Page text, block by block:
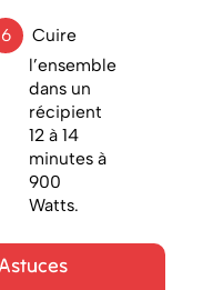
Cuire
l’ensemble
dans un
récipient
12 à 14
minutes à
900
Watts.